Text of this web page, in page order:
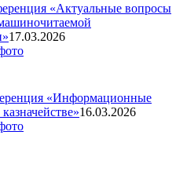
«Актуальные вопросы
17.03.2026
«Информационные
16.03.2026